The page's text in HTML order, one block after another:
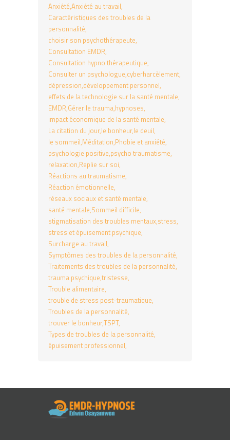
Anxiété Anxiété au travail
Caractéristiques des troubles de la
personnalité
choisir son psychothérapeute
Consultation EMDR
Consultation hypno thérapeutique
Consulter un psychologue cyberharcèlement
dépression développement personnel
effets de la technologie sur la santé mentale
EMDR Gérer le trauma hypnoses
impact économique de la santé mentale
La citation du jour le bonheur le deuil
le sommeil Méditation Phobie et anxiété
psychologie positive psycho traumatisme
relaxation Replie sur soi
Réactions au traumatisme
Réaction émotionnelle
réseaux sociaux et santé mentale
santé mentale Sommeil difficile
stigmatisation des troubles mentaux stress
stress et épuisement psychique
Surcharge au travail
Symptômes des troubles de la personnalité
Traitements des troubles de la personnalité
trauma psychique tristesse
Trouble alimentaire
trouble de stress post-traumatique
Troubles de la personnalité
trouver le bonheurTSPT
Types de troubles de la personnalité
épuisement professionnel